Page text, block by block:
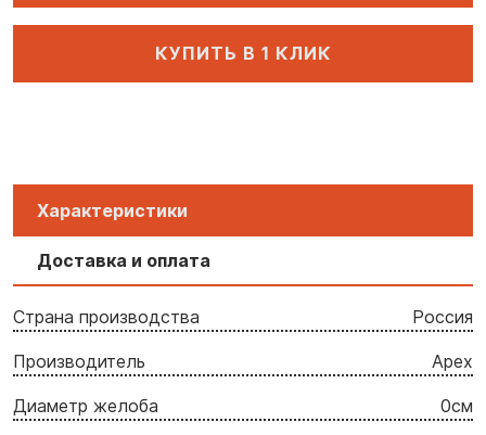
КУПИТЬ В 1 КЛИК
Характеристики
Доставка и оплата
Страна производства Россия
Производитель Apex
Диаметр желоба 0cм